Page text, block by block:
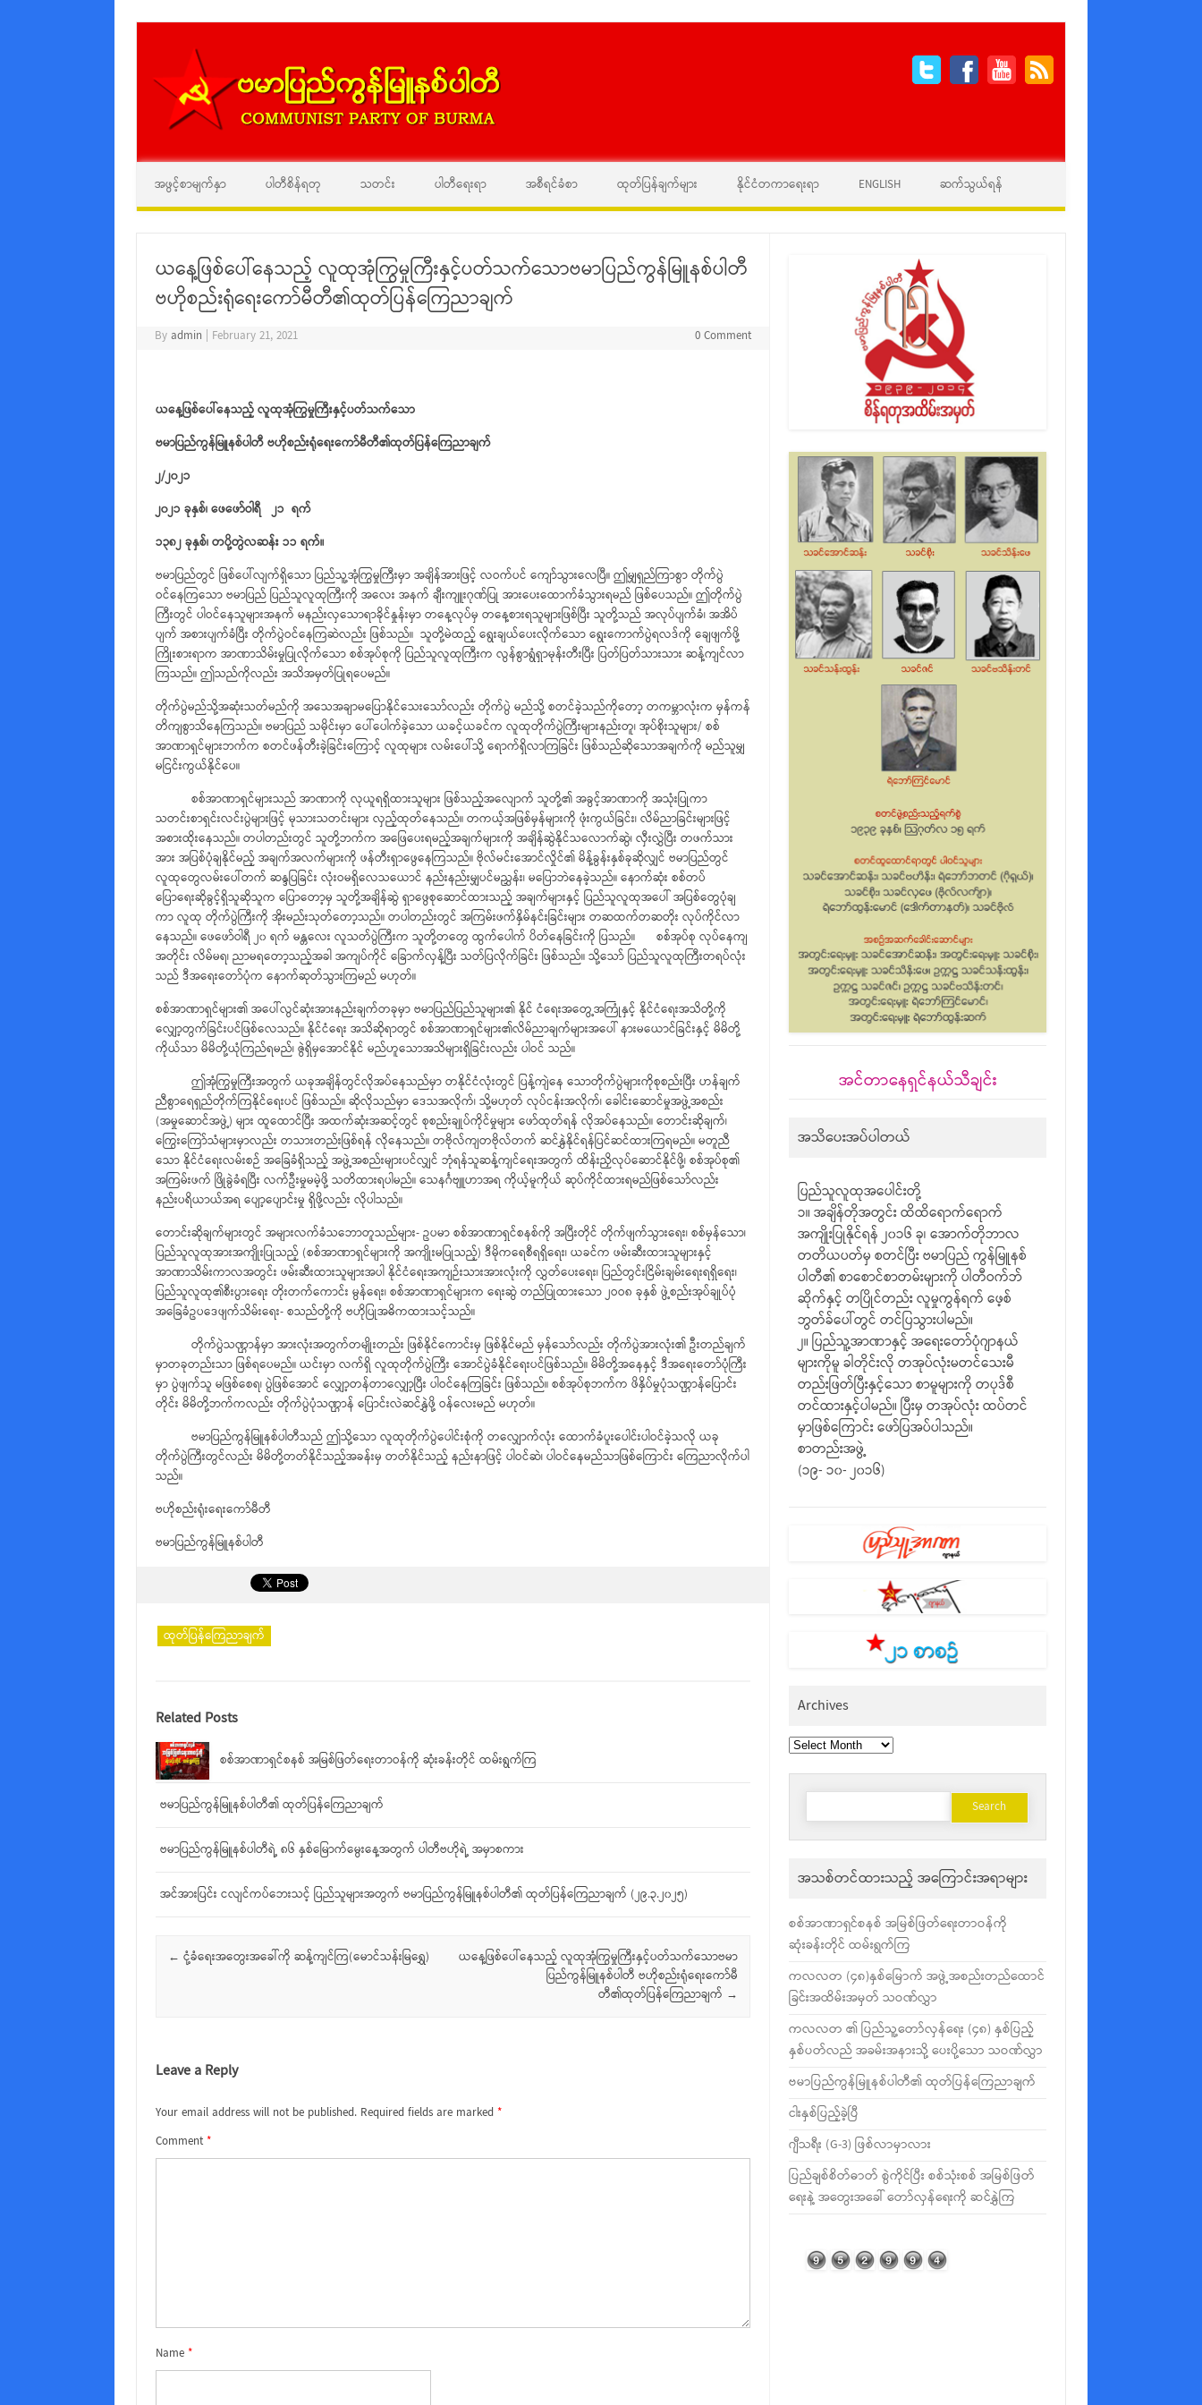
အဖွင့်စာမျက်နှာ ပါတီစိန်ရတု သတင်း ပါတီရေးရာ အစီရင်ခံစာ ထုတ်ပြန်ချက်များ နိုင်ငံတကာရေးရာ ENGLISH ဆက်သွယ်ရန်
ယနေ့ဖြစ်ပေါ်နေသည့် လူထုအုံကြွမှုကြီးနှင့်ပတ်သက်သောဗမာပြည်ကွန်မြူနစ်ပါတီ
ဗဟိုစည်းရုံရေးကော်မီတီ၏ထုတ်ပြန်ကြေညာချက်
Byadmin February 21, 2021 0 Comment
ယနေ့ဖြစ်ပေါ်နေသည့်လူထုအုံကြွမှုကြီးနှင့်ပတ်သက်သော
ဗမာပြည်ကွန်မြူနစ်ပါတီဗဟိုစည်းရုံရေးကော်မီတီ၏ထုတ်ပြန်ကြေညာချက်
၂/၂၀၂၁
၂၀၂၁ ခုနှစ်၊ဖေဖော်ဝါရီ ၂၁ ရက်
၁၃၈၂ ခုနှစ်၊ တပို့တွဲလဆန်း ၁၁ ရက်။
ဗမာပြည်တွင် ဖြစ်ပေါ်လျက်ရှိသော ပြည်သူ့အုံကြွမှုကြီးမှာ အချိန်အားဖြင့် လဝက်ပင် ကျော်သွားလေပြီ။ ဤမျှရှည်ကြာစွာ တိုက်ပွဲ
ဝင်နေကြသော ဗမာပြည် ပြည်သူလူထုကြီးကို အလေး အနက် ချီးကျူးဂုဏ်ပြု အားပေးထောက်ခံသွားရမည် ဖြစ်ပေသည်။ ဤတိုက်ပွဲ
ကြီးတွင် ပါဝင်နေသူများအနက် မနည်းလှသောရာခိုင်နှုန်းမှာ တနေ့လုပ်မှ တနေ့စားရသူများဖြစ်ပြီး သူတို့သည် အလုပ်ပျက်ခံ၊ အအိပ်
ပျက် အစားပျက်ခံပြီး တိုက်ပွဲဝင်နေကြဆဲလည်း ဖြစ်သည်။ သူတို့မဲထည့် ရွေးချယ်ပေးလိုက်သော ရွေးကောက်ပွဲရလဒ်ကို ချေဖျက်ဖို့
ကြိုးစားရာက အာဏာသိမ်းမှုပြုလိုက်သော စစ်အုပ်စုကို ပြည်သူလူထုကြီးက လွန်စွာရွံရှာမုန်းတီးပြီး ပြတ်ပြတ်သားသား ဆန့်ကျင်လာ
ကြသည်။ ဤသည်ကိုလည်း အသိအမှတ်ပြုရပေမည်။
တိုက်ပွဲမည်သို့အဆုံးသတ်မည်ကို အသေအချာမပြောနိုင်သေးသော်လည်း တိုက်ပွဲ မည်သို့ စတင်ခဲ့သည်ကိုတော့ တကမ္ဘာလုံးက မှန်ကန်
တိကျစွာသိနေကြသည်။ ဗမာပြည် သမိုင်းမှာ ပေါ်ပေါက်ခဲ့သော ယခင့်ယခင်က လူထုတိုက်ပွဲကြီးများနည်းတူ၊ အုပ်စိုးသူများ/ စစ်
အာဏာရှင်များဘက်က စတင်ဖန်တီးခဲ့ခြင်းကြောင့် လူထုများ လမ်းပေါ်သို့ ရောက်ရှိလာကြခြင်း ဖြစ်သည်ဆိုသောအချက်ကို မည်သူမျှ
မငြင်းကွယ်နိုင်ပေ။
စစ်အာဏာရှင်များသည် အာဏာကို လုယူရရှိထားသူများ ဖြစ်သည့်အလျောက် သူတို့၏ အခွင့်အာဏာကို အသုံးပြုကာ
သတင်းစာရှင်းလင်းပွဲများဖြင့် မုသားသတင်းများ လှည့်ထုတ်နေသည်။ တကယ့်အဖြစ်မှန်များကို ဖုံးကွယ်ခြင်း၊ လိမ်ညာခြင်းများဖြင့်
အစားထိုးနေသည်။ တပါတည်းတွင် သူတို့ဘက်က အဖြေပေးရမည့်အချက်များကို အချိန်ဆွဲနိုင်သလောက်ဆွဲ၊ လှီးလွှဲပြီး တဖက်သား
အား အပြစ်ပုံချနိုင်မည့် အချက်အလက်များကို ဖန်တီးရှာဖွေနေကြသည်။ ဗိုလ်မင်းအောင်လှိုင်၏ မိန့်ခွန်းနှစ်ခုဆိုလျှင် ဗမာပြည်တွင်
လူထုတွေလမ်းပေါ်တက် ဆန္ဒပြခြင်း လုံးဝမရှိလေသယောင် နည်းနည်းမျှပင်မညွှန်း၊ မပြောဘဲနေခဲ့သည်။ နောက်ဆုံး စစ်တပ်
ပြောရေးဆိုခွင့်ရှိသူဆိုသူက ပြောတော့မှ သူတို့အချိန်ဆွဲ ရှာဖွေစုဆောင်ထားသည့် အချက်များနှင့် ပြည်သူလူထုအပေါ် အပြစ်တွေပုံချ
ကာ လူထု တိုက်ပွဲကြီးကို အိုးမည်းသုတ်တော့သည်။ တပါတည်းတွင် အကြမ်းဖက်နှိမ်နင်းခြင်းများ တဆထက်တဆတိုး လုပ်ကိုင်လာ
နေသည်။ ဖေဖော်ဝါရီ ၂၀ ရက် မန္တလေး လူသတ်ပွဲကြီးက သူတို့တတွေ ထွက်ပေါက် ပိတ်နေခြင်းကို ပြသည်။ စစ်အုပ်စု လုပ်နေကျ
အတိုင်း လိမ်မရ၊ ညာမရတော့သည့်အခါ အကျပ်ကိုင် ခြောက်လှန့်ပြီး သတ်ပြလိုက်ခြင်း ဖြစ်သည်။ သို့သော် ပြည်သူလူထုကြီးတရပ်လုံး
သည် ဒီအရေးတော်ပုံက နောက်ဆုတ်သွားကြမည် မဟုတ်။
စစ်အာဏာရှင်များ၏ အပေါ်လွင်ဆုံးအားနည်းချက်တခုမှာ ဗမာပြည်ပြည်သူများ၏ နိုင် ငံရေးအတွေ့အကြုံနှင့် နိုင်ငံရေးအသိတို့ကို
လျှော့တွက်ခြင်းပင်ဖြစ်လေသည်။ နိုင်ငံရေး အသိဆိုရာတွင် စစ်အာဏာရှင်များ၏လိမ်ညာချက်များအပေါ် နားမယောင်ခြင်းနှင့် မိမိတို့
ကိုယ်သာ မိမိတို့ယုံကြည်ရမည်၊ ဇွဲရှိမှအောင်နိုင် မည်ဟူသောအသိများရှိခြင်းလည်း ပါဝင် သည်။
ဤအုံကြွမှုကြီးအတွက် ယခုအချိန်တွင်လိုအပ်နေသည်မှာ တနိုင်ငံလုံးတွင် ပြန့်ကျဲနေ သောတိုက်ပွဲများကိုစုစည်းပြီး ဟန်ချက်
ညီစွာရေရှည်တိုက်ကြနိုင်ရေးပင် ဖြစ်သည်။ ဆိုလိုသည်မှာ ဒေသအလိုက်၊ သို့မဟုတ် လုပ်ငန်းအလိုက်၊ ခေါင်းဆောင်မှုအဖွဲ့အစည်း
(အမှုဆောင်အဖွဲ့) များ ထူထောင်ပြီး အထက်ဆုံးအဆင့်တွင် စုစည်းချုပ်ကိုင်မှုများ ဖော်ထုတ်ရန် လိုအပ်နေသည်။ တောင်းဆိုချက်၊
ကြွေးကြော်သံများမှာလည်း တသားတည်းဖြစ်ရန် လိုနေသည်။ တဗိုလ်ကျတဗိုလ်တက် ဆင်နွှဲနိုင်ရန်ပြင်ဆင်ထားကြရမည်။ မတူညီ
သော နိုင်ငံရေးလမ်းစဉ် အခြေခံရှိသည့် အဖွဲ့အစည်းများပင်လျှင် ဘုံရန်သူဆန့်ကျင်ရေးအတွက် ထိန်းညှိလုပ်ဆောင်နိုင်ဖို့၊ စစ်အုပ်စု၏
အကြမ်းဖက် ဖြိုခွဲခံရပြီး လက်ဦးမှုမမဲ့ဖို့ သတိထားရပါမည်။ သေနင်္ဂဗျူဟာအရ ကိုယ့်မူကိုယ် ဆုပ်ကိုင်ထားရမည်ဖြစ်သော်လည်း
နည်းပရိယာယ်အရ ပျော့ပျောင်းမှု ရှိဖို့လည်း လိုပါသည်။
တောင်းဆိုချက်များတွင် အများလက်ခံသဘောတူသည်များ- ဥပမာ စစ်အာဏာရှင်စနစ်ကို အပြီးတိုင် တိုက်ဖျက်သွားရေး၊ စစ်မှန်သော၊
ပြည်သူလူထုအားအကျိုးပြုသည့် (စစ်အာဏာရှင်များကို အကျိုးမပြုသည့်) ဒီမိုကရေစီရရှိရေး၊ ယခင်က ဖမ်းဆီးထားသူများနှင့်
အာဏာသိမ်းကာလအတွင်း ဖမ်းဆီးထားသူများအပါ နိုင်ငံရေးအကျဉ်းသားအားလုံးကို လွှတ်ပေးရေး၊ ပြည်တွင်းငြိမ်းချမ်းရေးရရှိရေး၊
ပြည်သူလူထု၏စီးပွားရေး တိုးတက်ကောင်း မွန်ရေး၊ စစ်အာဏာရှင်များက ရေးဆွဲ တည်ပြုထားသော ၂ဝဝ၈ ခုနှစ် ဖွဲ့စည်းအုပ်ချုပ်ပုံ
အခြေခံဥပဒေဖျက်သိမ်းရေး- စသည်တို့ကို ဗဟိုပြုအဓိကထားသင့်သည်။
တိုက်ပွဲသဏ္ဌာန်မှာ အားလုံးအတွက်တမျိုးတည်း ဖြစ်နိုင်ကောင်းမှ ဖြစ်နိုင်မည် မှန်သော်လည်း တိုက်ပွဲအားလုံး၏ ဦးတည်ချက်
မှာတခုတည်းသာ ဖြစ်ရပေမည်။ ယင်းမှာ လက်ရှိ လူထုတိုက်ပွဲကြီး အောင်ပွဲခံနိုင်ရေးပင်ဖြစ်သည်။ မိမိတို့အနေနှင့် ဒီအရေးတော်ပုံကြီး
မှာ ပွဲဖျက်သူ မဖြစ်စေရ၊ ပွဲဖြစ်အောင် လျှော့တန်တာလျှော့ပြီး ပါဝင်နေကြခြင်း ဖြစ်သည်။ စစ်အုပ်စုဘက်က ဖိနှိပ်မှုပုံသဏ္ဌာန်ပြောင်း
တိုင်း မိမိတို့ဘက်ကလည်း တိုက်ပွဲပုံသဏ္ဌာန် ပြောင်းလဲဆင်နွှဲဖို့ ဝန်လေးမည် မဟုတ်။
ဗမာပြည်ကွန်မြူနစ်ပါတီသည် ဤသို့သော လူထုတိုက်ပွဲပေါင်းစုံကို တလျှောက်လုံး ထောက်ခံပူးပေါင်းပါဝင်ခဲ့သလို ယခု
တိုက်ပွဲကြီးတွင်လည်း မိမိတို့တတ်နိုင်သည့်အခန်းမှ တတ်နိုင်သည့် နည်းနာဖြင့် ပါဝင်ဆဲ၊ ပါဝင်နေမည်သာဖြစ်ကြောင်း ကြေညာလိုက်ပါ
သည်။
ဗဟိုစည်းရုံးရေးကော်မီတီ
ဗမာပြည်ကွန်မြူနစ်ပါတီ
ထုတ်ပြန်ကြေညာချက်
Related Posts
စစ်အာဏာရှင်စနစ် အမြစ်ဖြတ်ရေးတာဝန်ကို ဆုံးခန်းတိုင် ထမ်းရွက်ကြ
ဗမာပြည်ကွန်မြူနစ်ပါတီ၏ ထုတ်ပြန်ကြေညာချက်
ဗမာပြည်ကွန်မြူနစ်ပါတီရဲ့ ၈၆ နှစ်မြောက်မွေးနေ့အတွက် ပါတီဗဟိုရဲ့ အမှာစကား
အင်အားပြင်း ငလျင်ကပ်ဘေးသင့် ပြည်သူများအတွက် ဗမာပြည်ကွန်မြူနစ်ပါတီ၏ ထုတ်ပြန်ကြေညာချက် (၂၉.၃.၂၀၂၅)
Post navigation
← ငုံ့ခံရေးအတွေးအခေါ်ကို ဆန့်ကျင်ကြ(မောင်သန်းမြရွှေ)
ယနေ့ဖြစ်ပေါ်နေသည့် လူထုအုံကြွမှုကြီးနှင့်ပတ်သက်သောဗမာ
ပြည်ကွန်မြူနစ်ပါတီ ဗဟိုစည်းရုံရေးကော်မီ
တီ၏ထုတ်ပြန်ကြေညာချက် →
Leave a Reply
Your email address will not be published. Required fields are marked*
Comment*
Name*
အင်တာနေရှင်နယ်သီချင်း
အသိပေးအပ်ပါတယ်
ပြည်သူလူထုအပေါင်းတို့
၁။ အချိန်တိုအတွင်း ထိထိရောက်ရောက်
အကျိုးပြုနိုင်ရန် ၂၀၁၆ ခု၊ အောက်တိုဘာလ
တတိယပတ်မှ စတင်ပြီး ဗမာပြည် ကွန်မြူနစ်
ပါတီ၏ စာစောင်စာတမ်းများကို ပါတီဝက်ဘ်
ဆိုက်နှင့် တပြိုင်တည်း လူမှုကွန်ရက် ဖေ့စ်
ဘွတ်ခ်ပေါ်တွင် တင်ပြသွားပါမည်။
၂။ ပြည်သူ့အာဏာနှင့် အရေးတော်ပုံဂျာနယ်
များကိုမူ ခါတိုင်းလို တအုပ်လုံးမတင်သေးမီ
တည်းဖြတ်ပြီးနှင့်သော စာမူများကို တပုဒ်စီ
တင်ထားနှင့်ပါမည်။ ပြီးမှ တအုပ်လုံး ထပ်တင်
မှာဖြစ်ကြောင်း ဖော်ပြအပ်ပါသည်။
စာတည်းအဖွဲ့
(၁၉- ၁၀- ၂၀၁၆)
Archives
Archives
Search
အသစ်တင်ထားသည့် အကြောင်းအရာများ
စစ်အာဏာရှင်စနစ် အမြစ်ဖြတ်ရေးတာဝန်ကို
ဆုံးခန်းတိုင် ထမ်းရွက်ကြ
ကလလတ (၄၈)နှစ်မြောက် အဖွဲ့အစည်းတည်ထောင်
ခြင်းအထိမ်းအမှတ် သဝဏ်လွှာ
ကလလတ ၏ ပြည်သူ့တော်လှန်ရေး (၄၈) နှစ်ပြည့်
နှစ်ပတ်လည် အခမ်းအနားသို့ ပေးပို့သော သဝဏ်လွှာ
ဗမာပြည်ကွန်မြူနစ်ပါတီ၏ ထုတ်ပြန်ကြေညာချက်
ငါးနှစ်ပြည့်ခဲ့ပြီ
ဂျီသရီး (G-3) ဖြစ်လာမှာလား
ပြည်ချစ်စိတ်ဓာတ် စွဲကိုင်ပြီး စစ်သုံးစစ် အမြစ်ဖြတ်
ရေးနဲ့ အတွေးအခေါ် တော်လှန်ရေးကို ဆင်နွှဲကြ